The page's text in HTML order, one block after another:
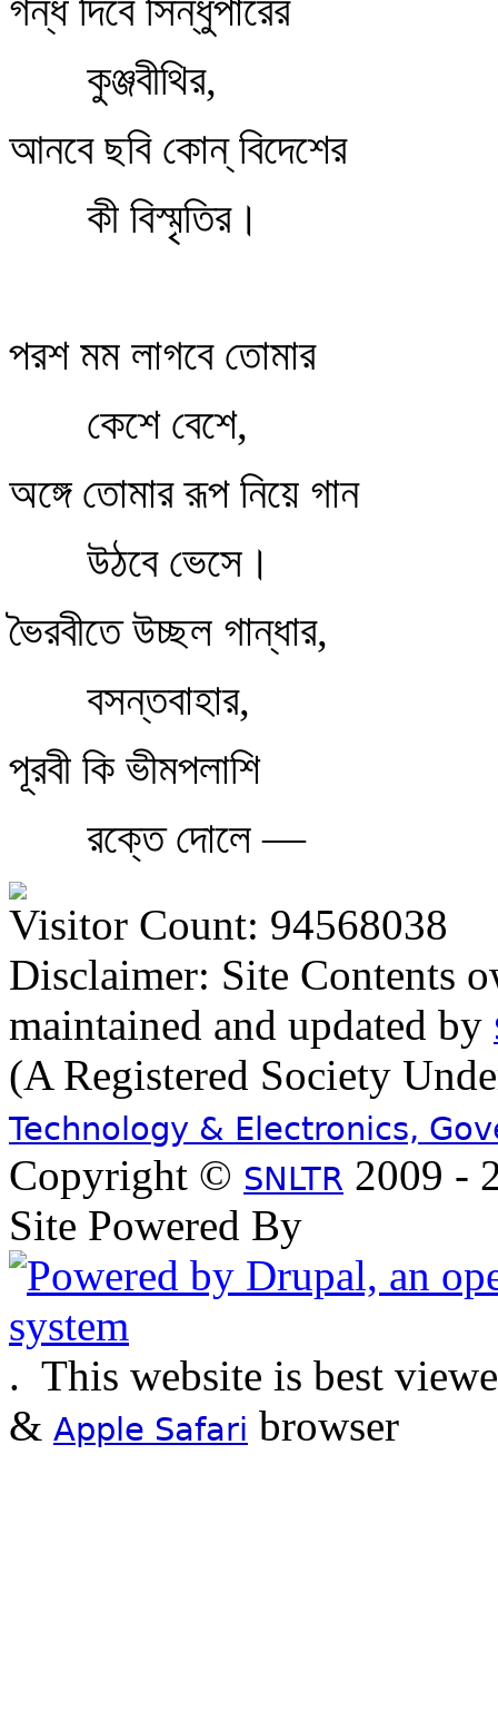
গন্ধ দিবে সিন্ধুপারের
কুঞ্জবীথির,
আনবে ছবি কোন্‌ বিদেশের
কী বিস্মৃতির।
পরশ মম লাগবে তোমার
কেশে বেশে,
অঙ্গে তোমার রূপ নিয়ে গান
উঠবে ভেসে।
ভৈরবীতে উচ্ছল গান্ধার,
বসন্তবাহার,
পূরবী কি ভীমপলাশি
রক্তে দোলে —
Visitor Count: 94568038
Disclaimer: Site Contents
maintained and updated by
(A Registered Society
Technology & Electronics,
Copyright © SNLTR 2009 -
Site Powered By
. This website is best
& Apple Safari browser